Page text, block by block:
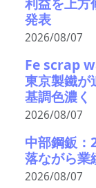
発表
2026/08/07
Fe scrap
東京製鐵が
基調色濃く
2026/08/07
中部鋼鈑
落ながら業
2026/08/07